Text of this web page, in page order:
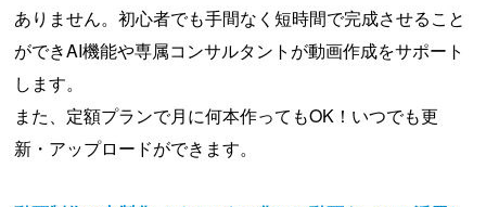
ありません。初心者でも手間なく短時間で完成させること
ができAI機能や専属コンサルタントが動画作成をサポート
します。
また、定額プランで月に何本作ってもOK！いつでも更
新・アップロードができます。